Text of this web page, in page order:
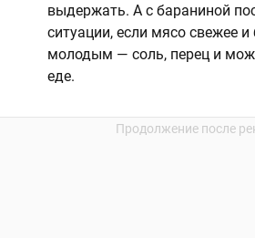
выдержать. А с бараниной
ситуации, если мясо свежее
молодым — соль, перец и
еде.